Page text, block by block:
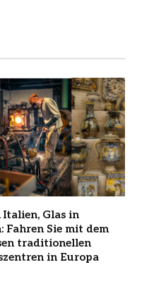
Glas in
Fahren Sie mit dem
traditionellen
in Europa